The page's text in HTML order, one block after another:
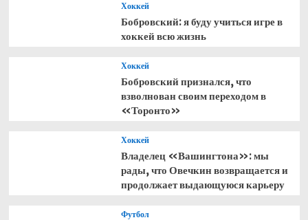
Хоккей
Бобровский: я буду учиться игре в
хоккей всю жизнь
Хоккей
Бобровский признался, что
взволнован своим переходом в
«Торонто»
Хоккей
Владелец «Вашингтона»: мы
рады, что Овечкин возвращается и
продолжает выдающуюся карьеру
Футбол